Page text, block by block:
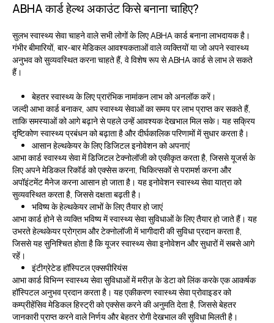
ABHA कार्ड हेल्थ अकाउंट किसे बनाना चाहिए?
सुलभ स्वास्थ्य सेवा चाहने वाले सभी लोगों के लिए ABHA कार्ड बनाना लाभदायक है।
गंभीर बीमारियों, बार-बार मेडिकल आवश्यकताओं वाले व्यक्तियों या जो अपने स्वास्थ्य
अनुभव को सुव्यवस्थित करना चाहते हैं, वे विशेष रूप से ABHA कार्ड से लाभ ले सकते
हैं।
बेहतर स्वास्थ्य के लिए प्रारंभिक नामांकन लाभ को अनलॉक करें।
जल्दी आभा कार्ड बनाकर, आप स्वास्थ्य सेवाओं का समय पर लाभ प्राप्त कर सकते हैं,
ताकि समस्याओं को आगे बढ़ाने से पहले उन्हें आवश्यक देखभाल मिल सके। यह सक्रिय
दृष्टिकोण स्वास्थ्य प्रबंधन को बढ़ाता है और दीर्घकालिक परिणामों में सुधार करता है।
आसान हेल्थकेयर के लिए डिजिटल इनोवेशन को अपनाएं
आभा कार्ड स्वास्थ्य सेवा में डिजिटल टेक्नोलॉजी को एकीकृत करता है, जिससे यूजर्स के
लिए अपने मेडिकल रिकॉर्ड को एक्सेस करना, चिकित्सकों से परामर्श करना और
अपॉइंटमेंट मैनेज करना आसान हो जाता है। यह इनोवेशन स्वास्थ्य सेवा यात्रा को
सुव्यवस्थित करता है, जिससे दक्षता बढ़ती है।
भविष्य के हेल्थकेयर लाभों के लिए तैयार हो जाएं
आभा कार्ड होने से व्यक्ति भविष्य में स्वास्थ्य सेवा सुविधाओं के लिए तैयार हो जाते हैं। यह
उभरते हेल्थकेयर प्रोग्राम और टेक्नोलॉजी में भागीदारी की सुविधा प्रदान करता है,
जिससे यह सुनिश्चित होता है कि यूजर स्वास्थ्य सेवा इनोवेशन और सुधारों में सबसे आगे
रहें।
इंटीग्रेटेड हॉस्पिटल एक्सपीरियंस
आभा कार्ड विभिन्न स्वास्थ्य सेवा सुविधाओं में मरीज़ के डेटा को लिंक करके एक आकर्षक
हॉस्पिटल अनुभव प्रदान करता है। यह एकीकरण स्वास्थ्य सेवा प्रोवाइडर को
कम्प्रीहेंसिव मेडिकल हिस्ट्री को एक्सेस करने की अनुमति देता है, जिससे बेहतर
जानकारी प्राप्त करने वाले निर्णय और बेहतर रोगी देखभाल की सुविधा मिलती है।